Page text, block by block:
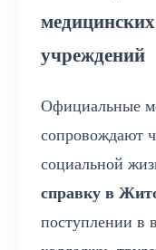
учреждений
Официальные
сопровождают
социальной
справку в
поступлении в